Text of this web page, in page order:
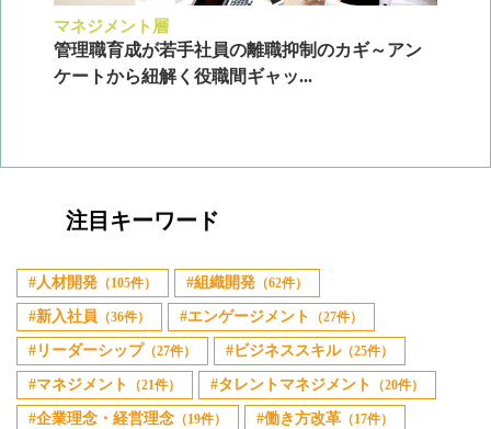
マネジメント層
管理職育成が若手社員の離職抑制のカギ～アン
ケートから紐解く役職間ギャッ...
注目キーワード
人材開発 （105件） 組織開発 （62件）
新入社員 （36件） エンゲージメント （27件）
リーダーシップ （27件） ビジネススキル（25件）
マネジメント （21件） タレントマネジメント （20件）
企業理念・経営理念 （19件） 働き方改革 （17件）